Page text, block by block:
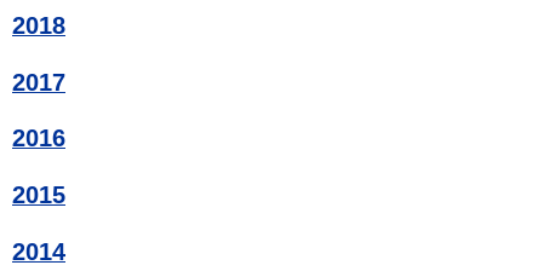
2018
2017
2016
2015
2014